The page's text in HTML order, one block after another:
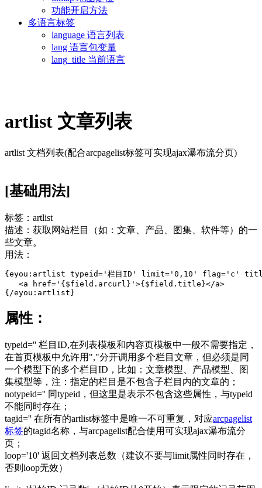
功能开启方法
多语言标签
language 语言列表
lang 语言包变量
lang_title 当前语言
artlist 文章列表
artlist 文档列表(配合arcpagelist标签可实现ajax瀑布流分页)
[基础用法]
标签：artlist
描述：获取网站栏目（如：文章、产品、图集、软件等）的一
些文章。
用法：
{eyou:artlist typeid='栏目ID' limit='0,10' flag='c'
<a href='{$field.arcurl}'>{$field.title}</a>
{/eyou:artlist}
属性：
typeid='' 栏目ID,在列表模板和内容页模板中一般不需要指定，
在首页模板中允许用","分开调用多个栏目文章，但必须是同
一个模型下的多个栏目ID，比如：文章模型、产品模型、图
集模型等，注：指定的栏目是不包含子栏目内的文章的；
notypeid='' 同typeid，但这里是表示不包含这些属性，与typeid
不能同时存在；
tagid='' 在所有的artlist标签中是唯一不可重复，对应arcpagelist
标签的tagid名称，与arcpagelist配合使用可实现ajax瀑布流分
页；
loop='10' 返回文档列表总数（建议不要与limit属性同时存在，
否则loop无效）